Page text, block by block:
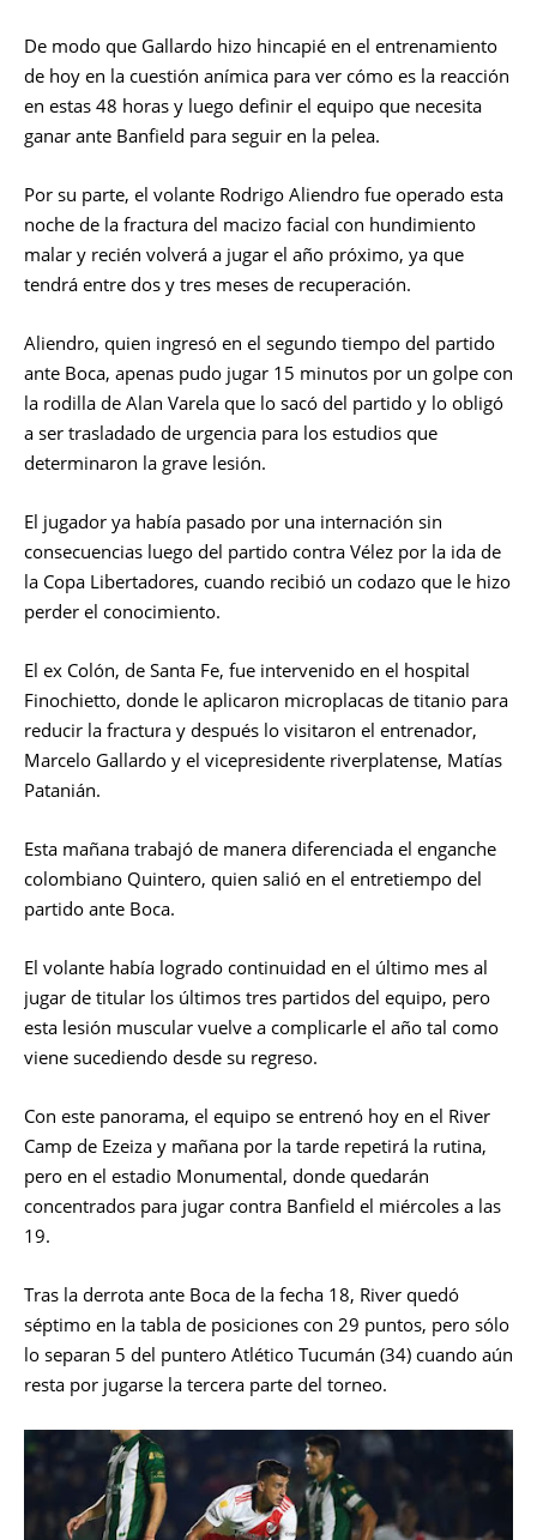
De modo que Gallardo hizo hincapié en el entrenamiento
de hoy en la cuestión anímica para ver cómo es la reacción
en estas 48 horas y luego definir el equipo que necesita
ganar ante Banfield para seguir en la pelea.
Por su parte, el volante Rodrigo Aliendro fue operado esta
noche de la fractura del macizo facial con hundimiento
malar y recién volverá a jugar el año próximo, ya que
tendrá entre dos y tres meses de recuperación.
Aliendro, quien ingresó en el segundo tiempo del partido
ante Boca, apenas pudo jugar 15 minutos por un golpe con
la rodilla de Alan Varela que lo sacó del partido y lo obligó
a ser trasladado de urgencia para los estudios que
determinaron la grave lesión.
El jugador ya había pasado por una internación sin
consecuencias luego del partido contra Vélez por la ida de
la Copa Libertadores, cuando recibió un codazo que le hizo
perder el conocimiento.
El ex Colón, de Santa Fe, fue intervenido en el hospital
Finochietto, donde le aplicaron microplacas de titanio para
reducir la fractura y después lo visitaron el entrenador,
Marcelo Gallardo y el vicepresidente riverplatense, Matías
Patanián.
Esta mañana trabajó de manera diferenciada el enganche
colombiano Quintero, quien salió en el entretiempo del
partido ante Boca.
El volante había logrado continuidad en el último mes al
jugar de titular los últimos tres partidos del equipo, pero
esta lesión muscular vuelve a complicarle el año tal como
viene sucediendo desde su regreso.
Con este panorama, el equipo se entrenó hoy en el River
Camp de Ezeiza y mañana por la tarde repetirá la rutina,
pero en el estadio Monumental, donde quedarán
concentrados para jugar contra Banfield el miércoles a las
19.
Tras la derrota ante Boca de la fecha 18, River quedó
séptimo en la tabla de posiciones con 29 puntos, pero sólo
lo separan 5 del puntero Atlético Tucumán (34) cuando aún
resta por jugarse la tercera parte del torneo.